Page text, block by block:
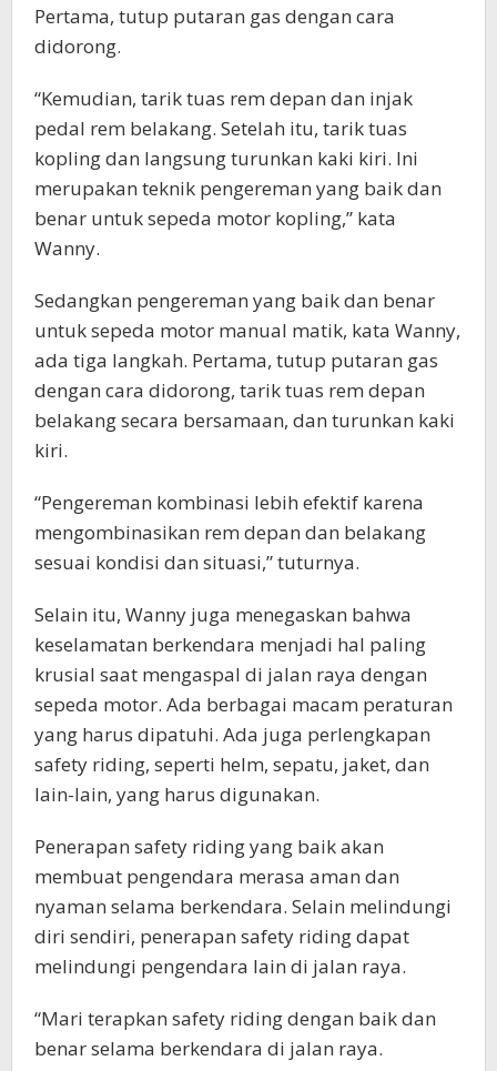
Pertama, tutup putaran gas dengan cara
didorong.
“Kemudian, tarik tuas rem depan dan injak
pedal rem belakang. Setelah itu, tarik tuas
kopling dan langsung turunkan kaki kiri. Ini
merupakan teknik pengereman yang baik dan
benar untuk sepeda motor kopling,” kata
Wanny.
Sedangkan pengereman yang baik dan benar
untuk sepeda motor manual matik, kata Wanny,
ada tiga langkah. Pertama, tutup putaran gas
dengan cara didorong, tarik tuas rem depan
belakang secara bersamaan, dan turunkan kaki
kiri.
“Pengereman kombinasi lebih efektif karena
mengombinasikan rem depan dan belakang
sesuai kondisi dan situasi,” tuturnya.
Selain itu, Wanny juga menegaskan bahwa
keselamatan berkendara menjadi hal paling
krusial saat mengaspal di jalan raya dengan
sepeda motor. Ada berbagai macam peraturan
yang harus dipatuhi. Ada juga perlengkapan
safety riding, seperti helm, sepatu, jaket, dan
lain-lain, yang harus digunakan.
Penerapan safety riding yang baik akan
membuat pengendara merasa aman dan
nyaman selama berkendara. Selain melindungi
diri sendiri, penerapan safety riding dapat
melindungi pengendara lain di jalan raya.
“Mari terapkan safety riding dengan baik dan
benar selama berkendara di jalan raya.